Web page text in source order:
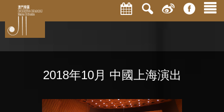
2018年10月 中國上海演出